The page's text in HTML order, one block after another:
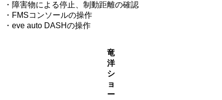
・障害物による停止、制動距離の確認
・FMSコンソールの操作
・eve auto DASHの操作
竜
洋
シ
ョ
ー